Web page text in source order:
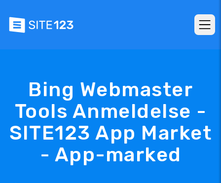
Bing Webmaster
Tools Anmeldelse -
SITE123 App Market
- App-marked